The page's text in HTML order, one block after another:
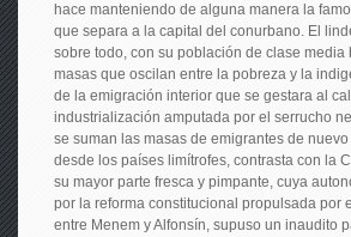
hace manteniendo de alguna manera la
que separa a la capital del conurbano. El
sobre todo, con su población de clase media
masas que oscilan entre la pobreza y la
de la emigración interior que se gestara al
industrialización amputada por el serrucho
se suman las masas de emigrantes de
desde los países limítrofes, contrasta con la
su mayor parte fresca y pimpante, cuya
por la reforma constitucional propulsada por
entre Menem y Alfonsín, supuso un inaudito